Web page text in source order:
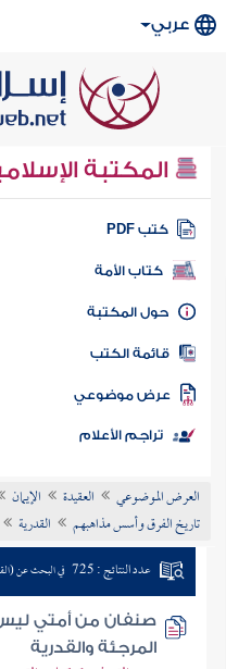
عربي
المكتبة
كتب PDF
كتاب الأمة
المكتبة
الكتب
موضوعي
تراجم الأعلام
العرض الموضوعي العقيدة الإيمان
تاريخ الفرق وأسس مذاهبهم
القدرية
عدد النتائج : 725 في البحث عن
صنفان من أمتي
المرجئة والقدرية